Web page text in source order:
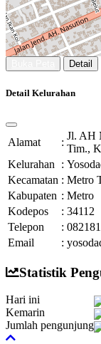
Detail
Detail Kelurahan
Alamat :
Jl. AH
Tim.,
Kelurahan
:
Kecamatan : Metro
Kabupaten : Metro
Kodepos
: 34112
Telepon
:
Email
:
Statistik
Hari ini
Kemarin
Jumlah pengunjung